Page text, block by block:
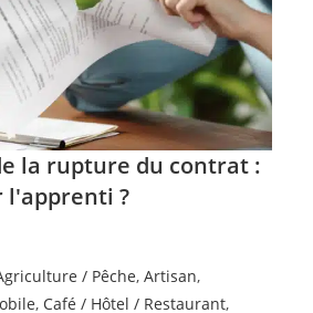
la rupture du contrat :
l'apprenti ?
/ Pêche,Artisan,
, Café / Hôtel / Restaurant,